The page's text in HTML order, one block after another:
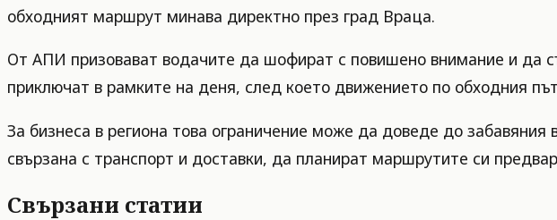
обходният маршрут минава директно през град Враца.
От АПИ призовават водачите да шофират с повишено внимание и да
приключат в рамките на деня, след което движението по обходния
За бизнеса в региона това ограничение може да доведе до
свързана с транспорт и доставки, да планират маршрутите си
Свързани статии